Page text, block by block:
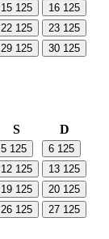
15 125 16 125
22 125 23 125
29 125 30 125
S D
5 125 6 125
12 125 13 125
19 125 20 125
26 125 27 125